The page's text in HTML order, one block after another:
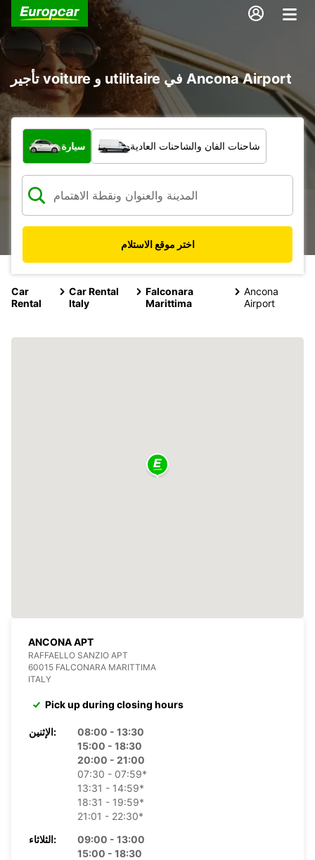
تأجير voiture و utilitaire في Ancona Airport
ما نوع المركبة؟
سيارة شاحنات الفان والشاحنات العادية
اختر موقع الاستلام
Car
Rental
Car Rental
Italy
Falconara
Marittima
Ancona
Airport
ANCONA APT
RAFFAELLO SANZIO APT
60015 FALCONARA MARITTIMA
ITALY
Pick up during closing hours
الإثنين:
08:00 - 13:30
15:00 - 18:30
20:00 - 21:00
07:30 - 07:59*
13:31 - 14:59*
18:31 - 19:59*
21:01 - 22:30*
الثلاثاء:
09:00 - 13:00
15:00 - 18:30